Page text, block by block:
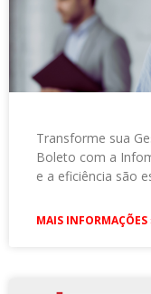
Transforme sua
Boleto com a
e a eficiência são
MAIS INFORMAÇÕES